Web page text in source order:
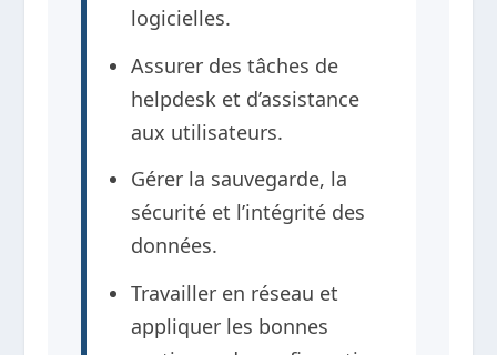
logicielles.
Assurer des tâches de
helpdesk et d’assistance
aux utilisateurs.
Gérer la sauvegarde, la
sécurité et l’intégrité des
données.
Travailler en réseau et
appliquer les bonnes